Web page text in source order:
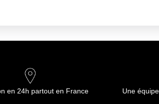
en 24h partout en France Une